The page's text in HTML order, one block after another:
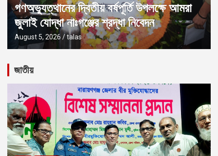
জুলাই গণঅভ্যুত্থান দিবস উপলক্ষে নারায়ণগঞ্জে
১১ দলীয় ঐক্যের সমাবেশ
August 5, 2026 talas
জাতীয়